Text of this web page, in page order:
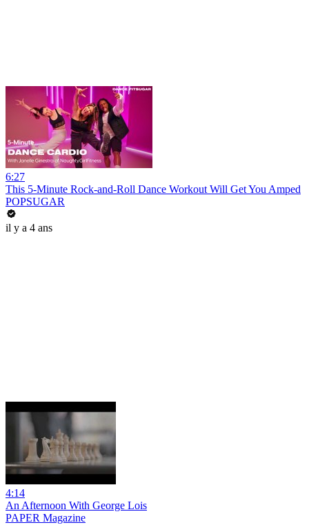
6:27
This 5-Minute Rock-and-Roll Dance Workout Will Get You Amped
POPSUGAR
il y a 4 ans
4:14
An Afternoon With George Lois
PAPER Magazine